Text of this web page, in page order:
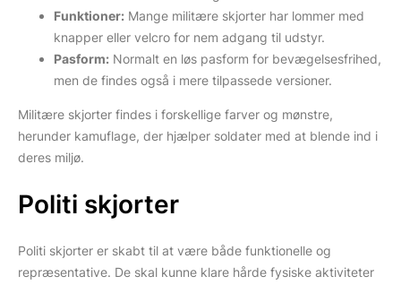
Funktioner: Mange militære skjorter har lommer med
knapper eller velcro for nem adgang til udstyr.
Pasform: Normalt en løs pasform for bevægelsesfrihed,
men de findes også i mere tilpassede versioner.
Militære skjorter findes i forskellige farver og mønstre,
herunder kamuflage, der hjælper soldater med at blende ind i
deres miljø.
Politi skjorter
Politi skjorter er skabt til at være både funktionelle og
repræsentative. De skal kunne klare hårde fysiske aktiviteter